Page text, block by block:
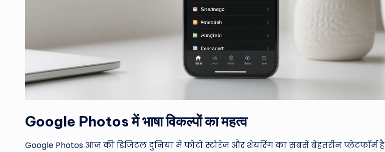
Google Photos में भाषा विकल्पों का महत्व
Google Photos आज की डिजिटल दुनिया में फोटो स्टोरेज और शेयरिंग का सबसे बेहतरीन प्लेटफॉर्म